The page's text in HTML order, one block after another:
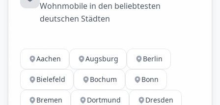
Wohnmobile in den beliebtesten
deutschen Städten
Aachen Augsburg Berlin
Bielefeld Bochum Bonn
Bremen Dortmund Dresden